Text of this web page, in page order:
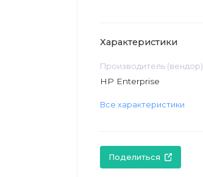
Характеристики
Производитель (вендор)
HP Enterprise
Все характеристики
Поделиться